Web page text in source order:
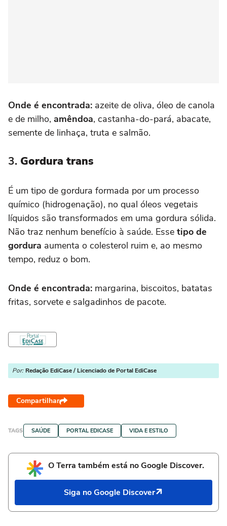
Onde é encontrada: azeite de oliva, óleo de canola
e de milho, amêndoa, castanha-do-pará, abacate,
semente de linhaça, truta e salmão.
3. Gordura trans
É um tipo de gordura formada por um processo
químico (hidrogenação), no qual óleos vegetais
líquidos são transformados em uma gordura sólida.
Não traz nenhum benefício à saúde. Esse tipo de
gordura aumenta o colesterol ruim e, ao mesmo
tempo, reduz o bom.
Onde é encontrada: margarina, biscoitos, batatas
fritas, sorvete e salgadinhos de pacote.
Por: Redação EdiCase / Licenciado de Portal EdiCase
Compartilhar
TAGS SAÚDE PORTAL EDICASE VIDA E ESTILO
O Terra também está no Google Discover.
Siga no Google Discover